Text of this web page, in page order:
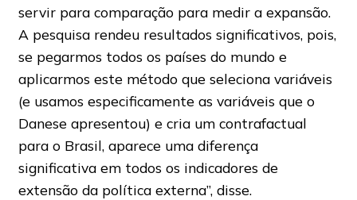
servir para comparação para medir a expansão.
A pesquisa rendeu resultados significativos, pois,
se pegarmos todos os países do mundo e
aplicarmos este método que seleciona variáveis
(e usamos especificamente as variáveis que o
Danese apresentou) e cria um contrafactual
para o Brasil, aparece uma diferença
significativa em todos os indicadores de
extensão da política externa”, disse.